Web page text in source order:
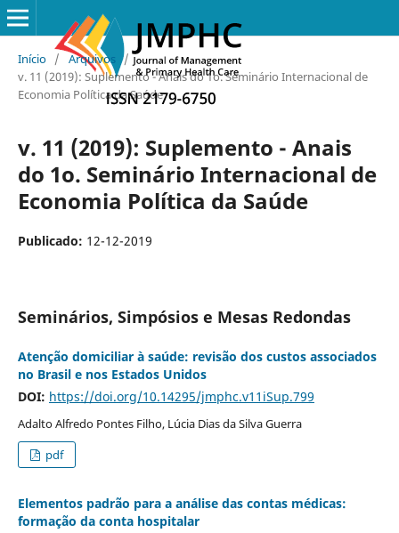
Início / Arquivos /
v. 11 (2019): Suplemento - Anais do 1o. Seminário Internacional de
Economia Política da Saúde
v. 11 (2019): Suplemento - Anais
do 1o. Seminário Internacional de
Economia Política da Saúde
Publicado: 12-12-2019
Seminários, Simpósios e Mesas Redondas
Atenção domiciliar à saúde: revisão dos custos associados
no Brasil e nos Estados Unidos
DOI: https://doi.org/10.14295/jmphc.v11iSup.799
Adalto Alfredo Pontes Filho, Lúcia Dias da Silva Guerra
pdf
Elementos padrão para a análise das contas médicas:
formação da conta hospitalar